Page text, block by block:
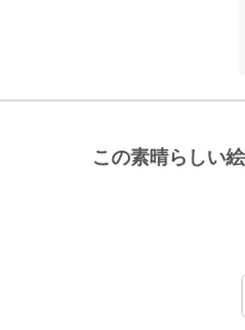
この素晴らしい